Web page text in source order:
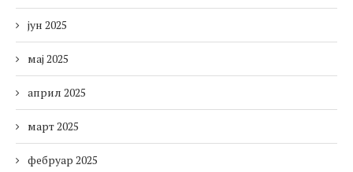
јун 2025
мај 2025
април 2025
март 2025
фебруар 2025